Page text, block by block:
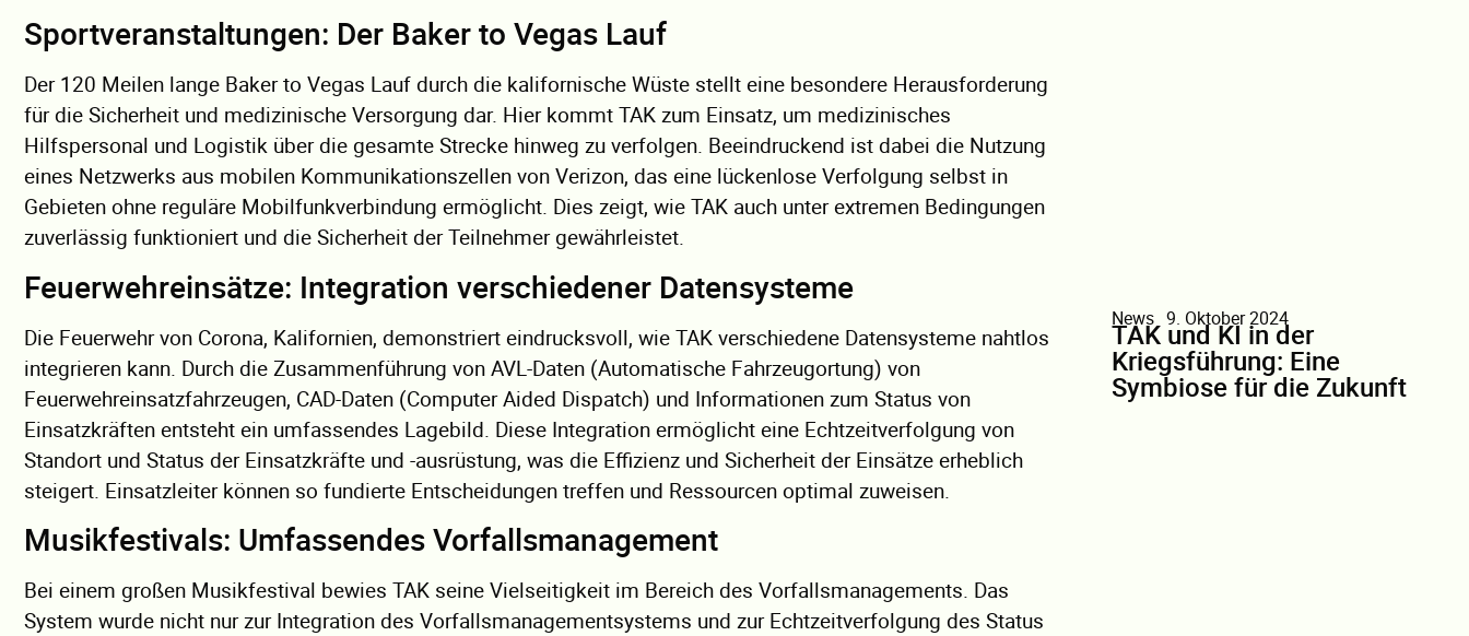
Sportveranstaltungen: Der Baker to Vegas Lauf
Der 120 Meilen lange Baker to Vegas Lauf durch die kalifornische Wüste stellt eine besondere Herausforderung
für die Sicherheit und medizinische Versorgung dar. Hier kommt TAK zum Einsatz, um medizinisches
Hilfspersonal und Logistik über die gesamte Strecke hinweg zu verfolgen. Beeindruckend ist dabei die Nutzung
eines Netzwerks aus mobilen Kommunikationszellen von Verizon, das eine lückenlose Verfolgung selbst in
Gebieten ohne reguläre Mobilfunkverbindung ermöglicht. Dies zeigt, wie TAK auch unter extremen Bedingungen
zuverlässig funktioniert und die Sicherheit der Teilnehmer gewährleistet.
Feuerwehreinsätze: Integration verschiedener Datensysteme
Die Feuerwehr von Corona, Kalifornien, demonstriert eindrucksvoll, wie TAK verschiedene Datensysteme nahtlos
integrieren kann. Durch die Zusammenführung von AVL-Daten (Automatische Fahrzeugortung) von
Feuerwehreinsatzfahrzeugen, CAD-Daten (Computer Aided Dispatch) und Informationen zum Status von
Einsatzkräften entsteht ein umfassendes Lagebild. Diese Integration ermöglicht eine Echtzeitverfolgung von
Standort und Status der Einsatzkräfte und -ausrüstung, was die Effizienz und Sicherheit der Einsätze erheblich
steigert. Einsatzleiter können so fundierte Entscheidungen treffen und Ressourcen optimal zuweisen.
Musikfestivals: Umfassendes Vorfallsmanagement
Bei einem großen Musikfestival bewies TAK seine Vielseitigkeit im Bereich des Vorfallsmanagements. Das
System wurde nicht nur zur Integration des Vorfallsmanagementsystems und zur Echtzeitverfolgung des Status
News 9. Oktober 2024
TAK und KI in der
Kriegsführung: Eine
Symbiose für die Zukunft